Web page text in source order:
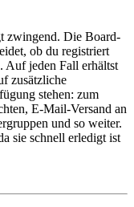
zwingend. Die Board-
ob du registriert
Auf jeden Fall erhältst
zusätzliche
stehen: zum
E-Mail-Versand an
und so weiter.
sie schnell erledigt ist